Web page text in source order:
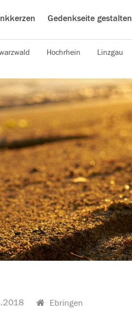
Gedenkseite gestalten
Hochrhein Linzgau
Ebringen